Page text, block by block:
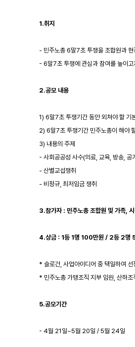
1.취지
- 민주노총 6말7초 투쟁을 조합원과
- 6말7초 투쟁에 관심과 참여를 높이고
2.공모 내용
1) 6말7초 투쟁기간 동안 외쳐야 할 기
2) 6말7초 투쟁기간 민주노총이 해야
3) 내용의 주제
- 사회공공성 사수(의료, 교육, 방송, 공
- 산별교섭쟁취
- 비정규, 최저임금 쟁취
3.참가자 : 민주노총 조합원 및 가족,
4.상금 : 1등 1명 100만원 / 2등 2명
* 슬로건, 사업아이디어 중 택일하여 선
* 민주노총 가맹조직 지부 임원, 산하
5.공모기간
- 4월 21일~5월 20일 / 5월 24일